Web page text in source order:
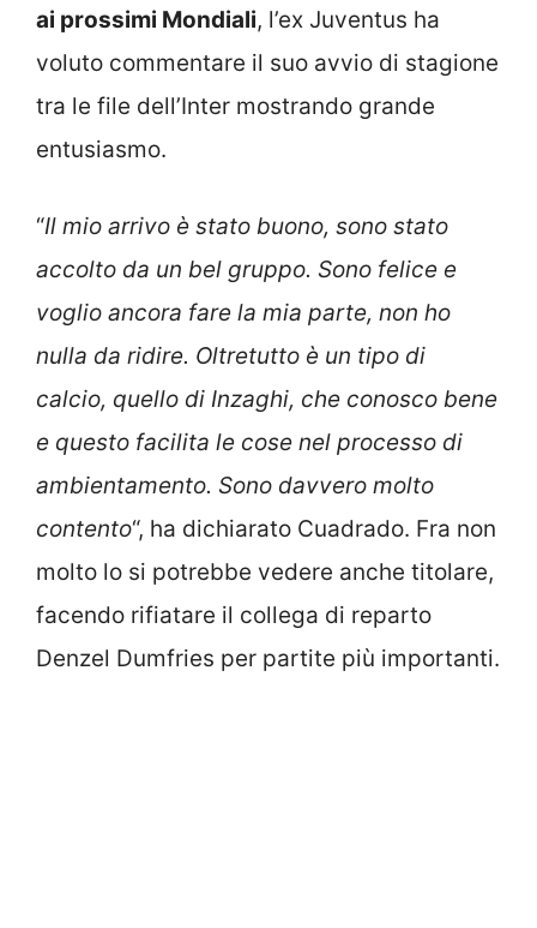
ai prossimi Mondiali, l’ex Juventus ha
voluto commentare il suo avvio di stagione
tra le file dell’Inter mostrando grande
entusiasmo.
“Il mio arrivo è stato buono, sono stato
accolto da un bel gruppo. Sono felice e
voglio ancora fare la mia parte, non ho
nulla da ridire. Oltretutto è un tipo di
calcio, quello di Inzaghi, che conosco bene
e questo facilita le cose nel processo di
ambientamento. Sono davvero molto
contento“, ha dichiarato Cuadrado. Fra non
molto lo si potrebbe vedere anche titolare,
facendo rifiatare il collega di reparto
Denzel Dumfries per partite più importanti.